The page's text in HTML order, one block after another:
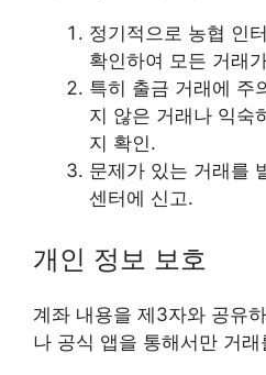
정기적으로 농협 인
확인하여 모든 거래
특히 출금 거래에 주
지 않은 거래나 익숙
지 확인.
문제가 있는 거래를
센터에 신고.
개인 정보 보호
계좌 내용을 제3자와 공유
나 공식 앱을 통해서만 거래